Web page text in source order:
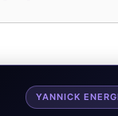
YANNICK